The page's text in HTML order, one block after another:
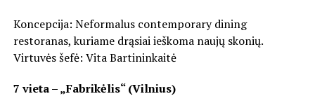
Koncepcija: Neformalus contemporary dining
restoranas, kuriame drąsiai ieškoma naujų skonių.
Virtuvės šefė: Vita Bartininkaitė
7 vieta – „Fabrikėlis“ (Vilnius)